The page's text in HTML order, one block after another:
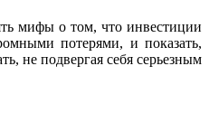
мифы о том, что инвестиции
потерями, и показать,
не подвергая себя серьезным